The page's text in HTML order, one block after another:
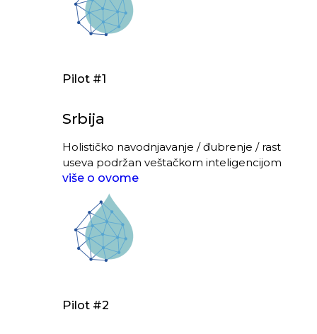
Pilot #1
Srbija
Holističko navodnjavanje / đubrenje / rast
useva podržan veštačkom inteligencijom
više o ovome
Pilot #2